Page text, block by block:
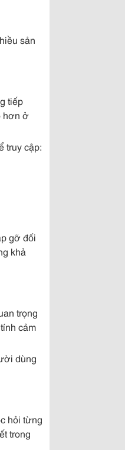
sản
tiếp
hơn ở
truy cập:
gỡ đối
khả
trọng
cảm
dùng
hỏi từng
trong